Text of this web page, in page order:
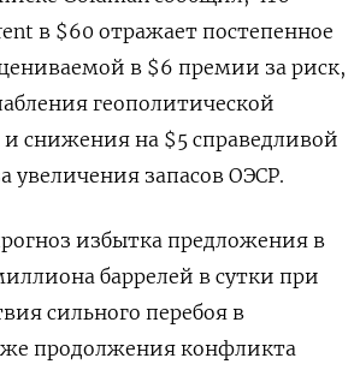
в $60 отражает постепенное
в $6 премии за риск,
геополитической
снижения на $5 справедливой
увеличения запасов ОЭСР.
избытка ‌предложения в
баррелей в сутки при
сильного перебоя в
продолжения конфликта